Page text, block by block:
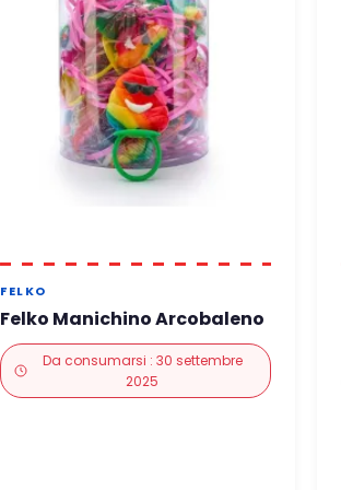
FELKO
Felko Manichino Arcobaleno
Da consumarsi : 30 settembre
2025